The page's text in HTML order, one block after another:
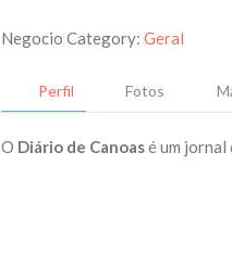
Negocio Category: Geral
Perfil Fotos
O Diário de Canoasé um jornal